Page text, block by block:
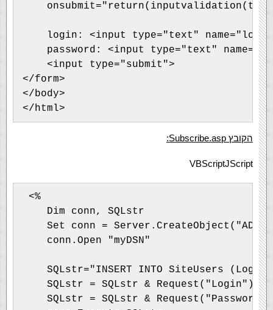
login: <input type="text"
password: <input type="text"
    <input type="submit">
</form>
</body>
הקובץ Subscribe.asp:
VBScriptJScript
<%
    Dim conn, SQLstr
Set conn =
    conn.Open "myDSN"
SQLstr="INSERT INTO SiteUsers
SQLstr = SQLstr & Request("Login")
SQLstr = SQLstr &